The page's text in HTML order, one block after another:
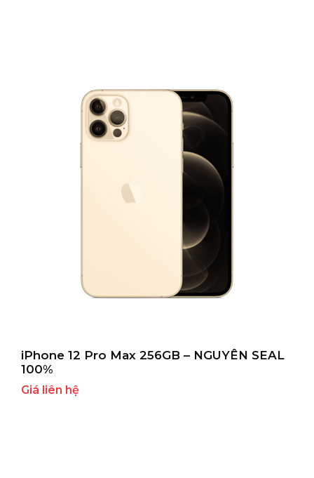
iPhone 12 Pro Max 256GB – NGUYÊN SEAL
100%
Giá liên hệ